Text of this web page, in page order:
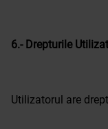
6.- Drepturile
Utilizatorul are